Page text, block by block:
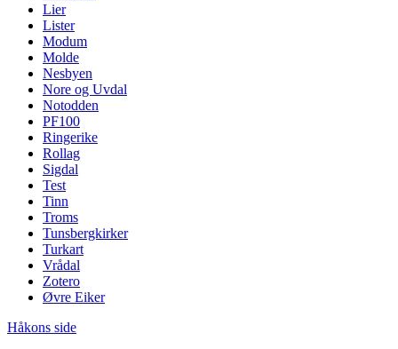
Lier
Lister
Modum
Molde
Nesbyen
Nore og Uvdal
Notodden
PF100
Ringerike
Rollag
Sigdal
Test
Tinn
Troms
Tunsbergkirker
Turkart
Vrådal
Zotero
Øvre Eiker
Håkons side